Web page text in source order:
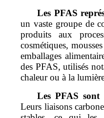
Les PFAS
un vaste groupe de
produits aux
cosmétiques,
emballages
des PFAS, utilisés
chaleur ou à la
Les PFAS sont
Leurs liaisons